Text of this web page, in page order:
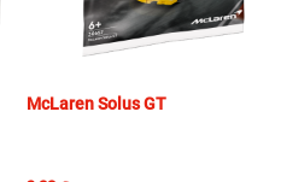
McLaren Solus GT